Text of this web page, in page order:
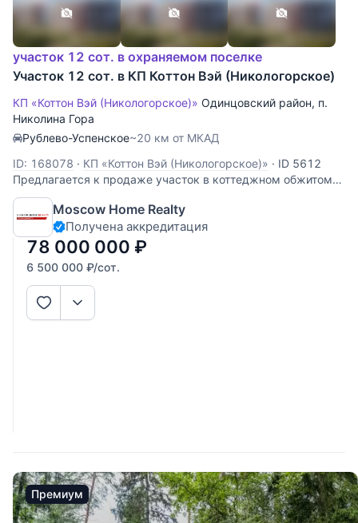
участок 12 сот. в охраняемом поселке
Участок 12 сот. в КП Коттон Вэй (Никологорское)
КП «Коттон Вэй (Никологорское)» Одинцовский район, п.
Николина Гора
Рублево-Успенское~20 км от МКАД
ID: 168078 · КП «Коттон Вэй (Никологорское)» · ID 5612
Предлагается к продаже участок в коттеджном обжитом
поселке Никологорский. Участок с коммуникациями,
правильной формы.
Moscow Home Realty
Получена аккредитация
78 000 000 ₽
6 500 000 ₽/сот.
Премиум